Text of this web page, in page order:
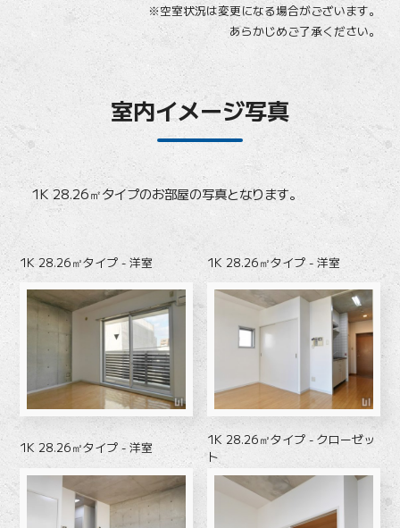
※空室状況は変更になる場合がございます。
あらかじめご了承ください。
室内イメージ写真
1K 28.26㎡タイプのお部屋の写真となります。
1K 28.26㎡タイプ - 洋室 1K 28.26㎡タイプ - 洋室
1K 28.26㎡タイプ - 洋室
1K 28.26㎡タイプ - クローゼッ
ト